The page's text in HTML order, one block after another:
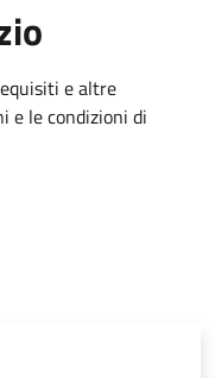
e altre
e le condizioni di